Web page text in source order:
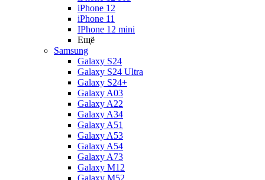
iPhone 12
iPhone 11
IPhone 12 mini
Ещё
Samsung
Galaxy S24
Galaxy S24 Ultra
Galaxy S24+
Galaxy A03
Galaxy A22
Galaxy A34
Galaxy A51
Galaxy A53
Galaxy A54
Galaxy A73
Galaxy M12
Galaxy M52